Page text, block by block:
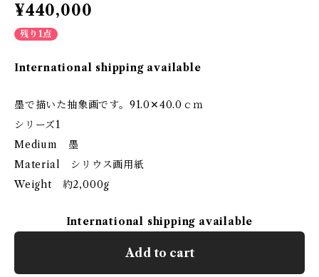
¥440,000
残り1点
International shipping available
墨で描いた抽象画です。91.0✕40.0ｃｍ
シリーズ1
Medium 墨
Material シリウス画用紙
Weight 約2,000g
International shipping available
Add to cart